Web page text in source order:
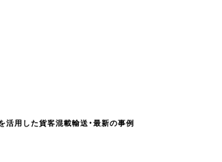
活用した貨客混載輸送・最新の事例